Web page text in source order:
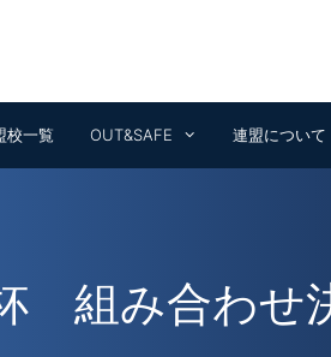
校一覧 OUT&SAFE 連盟について
組み合わせ